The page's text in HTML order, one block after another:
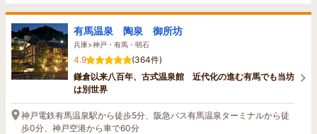
有馬温泉 陶泉 御所坊
兵庫>神戸・有馬・明石
4.9
(364件)
鎌倉以来八百年、古式温泉館 近代化の進む有馬でも当坊
は別世界
神戸電鉄有馬温泉駅から徒歩5分、阪急バス有馬温泉ターミナルから徒
歩0分、神戸空港から車で60分